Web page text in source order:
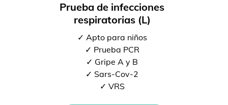
Prueba de infecciones
respiratorias (L)
✓ Apto para niños
✓ Prueba PCR
✓ Gripe A y B
✓ Sars-Cov-2
✓ VRS